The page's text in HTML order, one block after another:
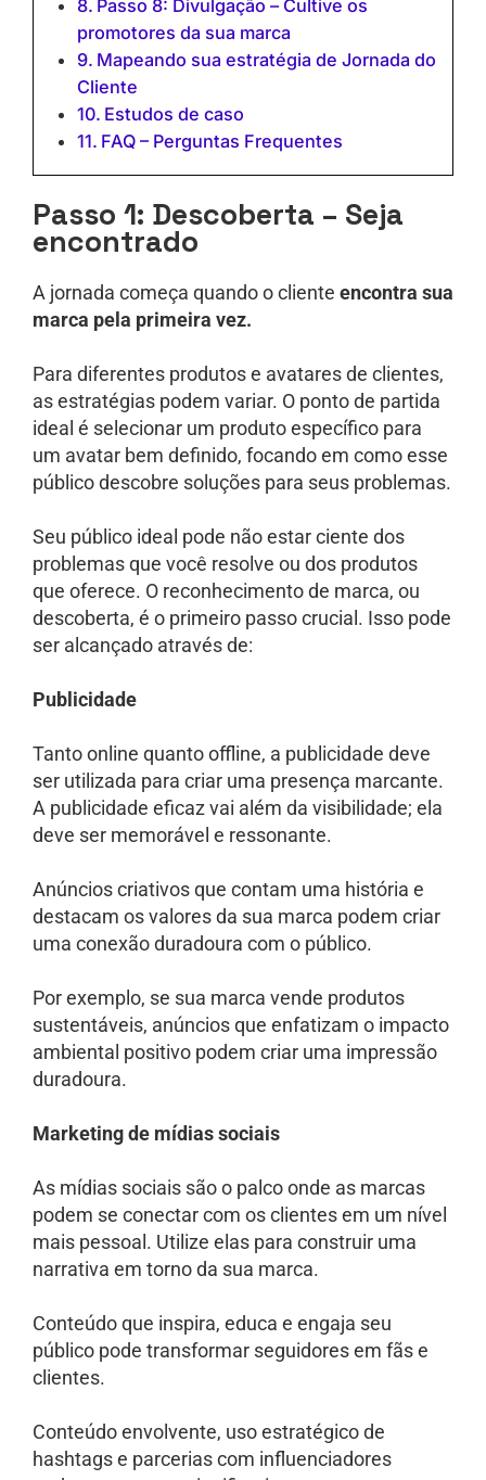
Passo 8: Divulgação – Cultive os
promotores da sua marca
Mapeando sua estratégia de Jornada do
Cliente
Estudos de caso
FAQ – Perguntas Frequentes
Passo 1: Descoberta – Seja
encontrado
A jornada começa quando o cliente encontra sua
marca pela primeira vez.
Para diferentes produtos e avatares de clientes,
as estratégias podem variar. O ponto de partida
ideal é selecionar um produto específico para
um avatar bem definido, focando em como esse
público descobre soluções para seus problemas.
Seu público ideal pode não estar ciente dos
problemas que você resolve ou dos produtos
que oferece. O reconhecimento de marca, ou
descoberta, é o primeiro passo crucial. Isso pode
ser alcançado através de:
Publicidade
Tanto online quanto offline, a publicidade deve
ser utilizada para criar uma presença marcante.
A publicidade eficaz vai além da visibilidade; ela
deve ser memorável e ressonante.
Anúncios criativos que contam uma história e
destacam os valores da sua marca podem criar
uma conexão duradoura com o público.
Por exemplo, se sua marca vende produtos
sustentáveis, anúncios que enfatizam o impacto
ambiental positivo podem criar uma impressão
duradoura.
Marketing de mídias sociais
As mídias sociais são o palco onde as marcas
podem se conectar com os clientes em um nível
mais pessoal. Utilize elas para construir uma
narrativa em torno da sua marca.
Conteúdo que inspira, educa e engaja seu
público pode transformar seguidores em fãs e
clientes.
Conteúdo envolvente, uso estratégico de
hashtags e parcerias com influenciadores